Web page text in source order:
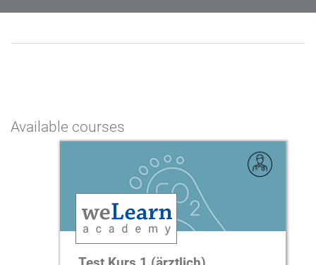
Available courses